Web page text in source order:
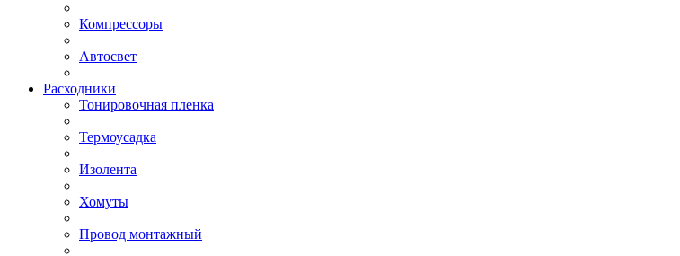
Компрессоры
Автосвет
Расходники
Тонировочная пленка
Термоусадка
Изолента
Хомуты
Провод монтажный